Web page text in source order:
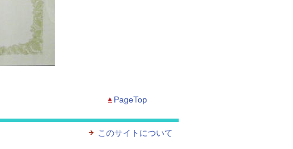
PageTop
このサイトについて